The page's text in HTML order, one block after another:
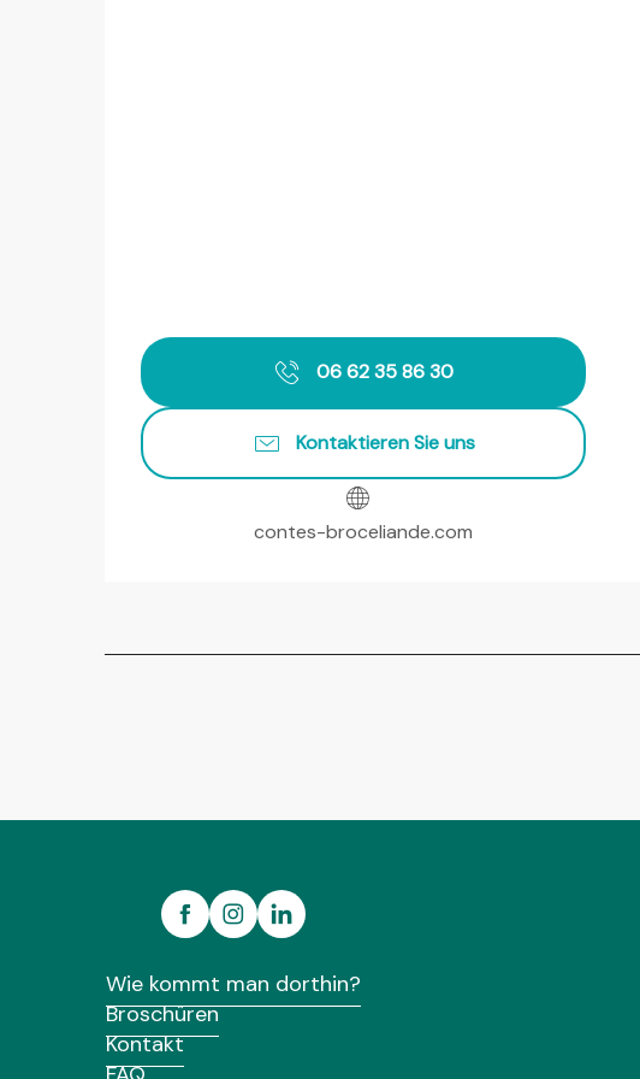
06 62 35 86 30
Kontaktieren Sie uns
contes-broceliande.com
Wie kommt man dorthin?
Broschüren
Kontakt